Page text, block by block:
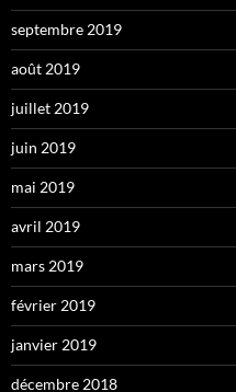
septembre 2019
août 2019
juillet 2019
juin 2019
mai 2019
avril 2019
mars 2019
février 2019
janvier 2019
décembre 2018